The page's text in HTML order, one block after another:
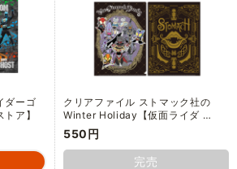
ダーゴ
ア】
クリアファイル ストマック社の
Winter Holiday【仮面ライダ …
550円
完売